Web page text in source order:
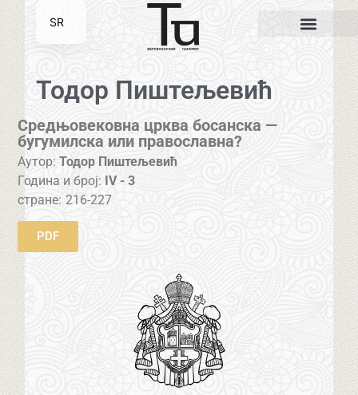
Тодор Пиштељевић
Средњовековна црква босанска —
бугумилска или православна?
Аутор: Тодор Пиштељевић
Година и број: IV - 3
стране: 216-227
PDF
SR
EN